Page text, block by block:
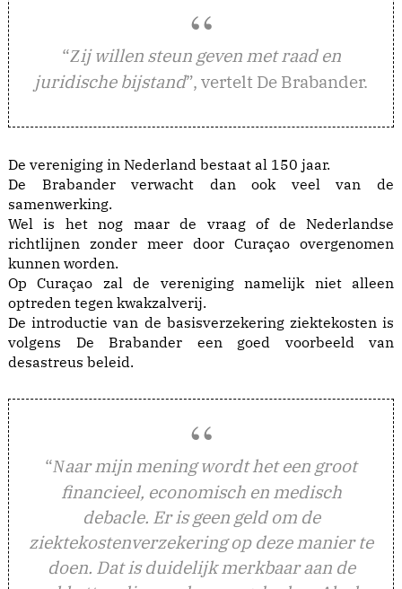
“Zij willen steun geven met raad en
juridische bijstand”, vertelt De Brabander.
De vereniging in Nederland bestaat al 150 jaar.
De Brabander verwacht dan ook veel van de
samenwerking.
Wel is het nog maar de vraag of de Nederlandse
richtlijnen zonder meer door Curaçao overgenomen
kunnen worden.
Op Curaçao zal de vereniging namelijk niet alleen
optreden tegen kwakzalverij.
De introductie van de basisverzekering ziektekosten is
volgens De Brabander een goed voorbeeld van
desastreus beleid.
“Naar mijn mening wordt het een groot
financieel, economisch en medisch
debacle. Er is geen geld om de
ziektekostenverzekering op deze manier te
doen. Dat is duidelijk merkbaar aan de